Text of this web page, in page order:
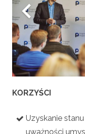
KORZYŚCI
Uzyskanie
uważności